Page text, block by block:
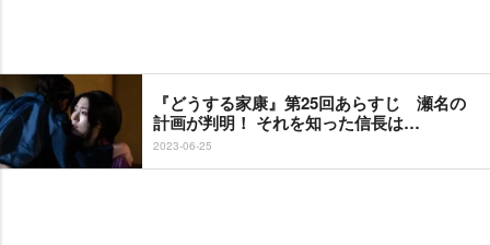
『どうする家康』第25回あらすじ 瀬名の
計画が判明！ それを知った信長は…
2023-06-25